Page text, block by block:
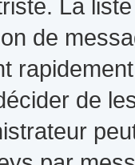
La
de
de